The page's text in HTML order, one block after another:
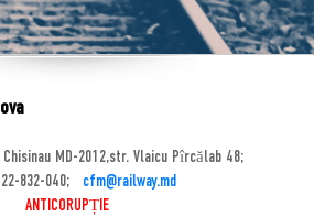
Chisinau MD-2012,str. Vlaicu Pîrcălab 48;
832-040;
cfm@railway.md
ANTICORUPȚIE